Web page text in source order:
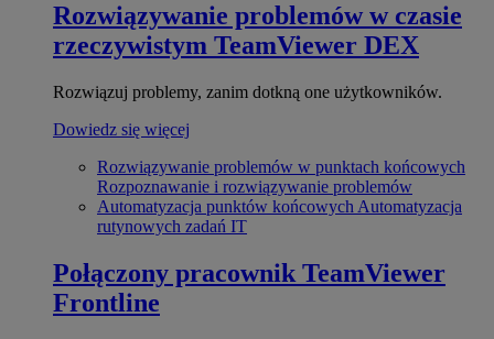
Rozwiązywanie problemów w czasie
rzeczywistym TeamViewer DEX
Rozwiązuj problemy, zanim dotkną one użytkowników.
Dowiedz się więcej
Rozwiązywanie problemów w punktach końcowych
Rozpoznawanie i rozwiązywanie problemów
Automatyzacja punktów końcowych Automatyzacja
rutynowych zadań IT
Połączony pracownik TeamViewer
Frontline